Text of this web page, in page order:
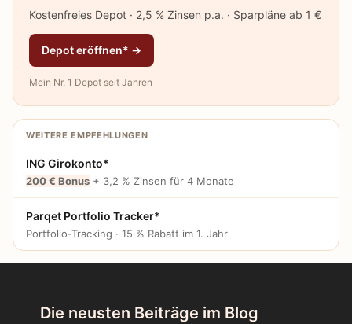
Kostenfreies Depot · 2,5 % Zinsen p.a. · Sparpläne ab 1 €
Depot eröffnen* →
Mein Nr. 1 Depot seit Jahren
WEITERE EMPFEHLUNGEN
ING Girokonto*
200 € Bonus + 3,2 % Zinsen für 4 Monate
Parqet Portfolio Tracker*
Portfolio-Tracking · 15 % Rabatt im 1. Jahr
Die neusten Beiträge im Blog